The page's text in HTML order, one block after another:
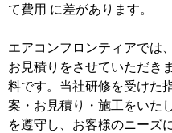
て費用 に差があります。
エアコンフロンティアでは
お見積りをさせていただき
料です。当社研修を受けた
案・お見積り・施工をいた
を遵守し、お客様のニーズ